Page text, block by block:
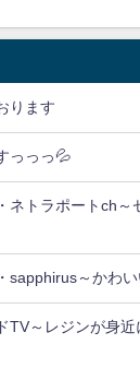
ります
っっっ💦
ネトラポートch～
sapphirus～かわ
TV～レジンが身近